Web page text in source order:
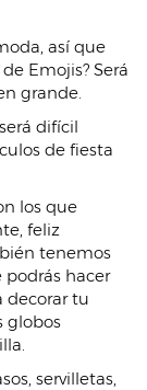
así que
Emojis? Será
grande.
difícil
de fiesta
los que
feliz
tenemos
podrás hacer
decorar tu
globos
servilletas,